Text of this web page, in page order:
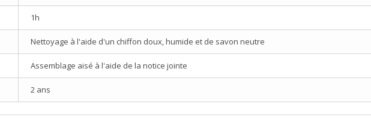
1h
Nettoyage à l'aide d'un chiffon doux, humide et de savon neutre
Assemblage aisé à l'aide de la notice jointe
2 ans